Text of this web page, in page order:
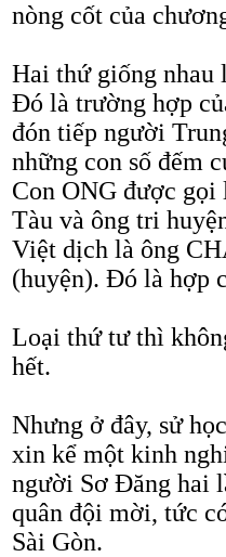
nòng cốt của
Hai thứ giống nhau
Đó là trường hợp
đón tiếp người
những con số đếm
Con ONG được
Tàu và ông tri
Việt dịch là ông
(huyện). Đó là hợp
Loại thứ tư thì
hết.
Nhưng ở đây, sử
xin kể một kinh
người Sơ Đăng hai
quân đội mời, tức
Sài Gòn.